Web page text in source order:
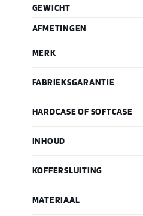
GEWICHT
AFMETINGEN
MERK
FABRIEKSGARANTIE
HARDCASE OF SOFTCASE
INHOUD
KOFFERSLUITING
MATERIAAL